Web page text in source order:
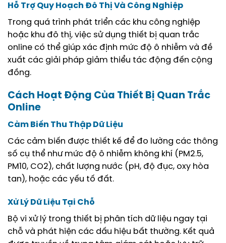
Hỗ Trợ Quy Hoạch Đô Thị Và Công Nghiệp
Trong quá trình phát triển các khu công nghiệp
hoặc khu đô thị, việc sử dụng thiết bị quan trắc
online có thể giúp xác định mức độ ô nhiễm và đề
xuất các giải pháp giảm thiểu tác động đến cộng
đồng.
Cách Hoạt Động Của Thiết Bị Quan Trắc
Online
Cảm Biến Thu Thập Dữ Liệu
Các cảm biến được thiết kế để đo lường các thông
số cụ thể như mức độ ô nhiễm không khí (PM2.5,
PM10, CO2), chất lượng nước (pH, độ đục, oxy hòa
tan), hoặc các yếu tố đất.
Xử Lý Dữ Liệu Tại Chỗ
Bộ vi xử lý trong thiết bị phân tích dữ liệu ngay tại
chỗ và phát hiện các dấu hiệu bất thường. Kết quả